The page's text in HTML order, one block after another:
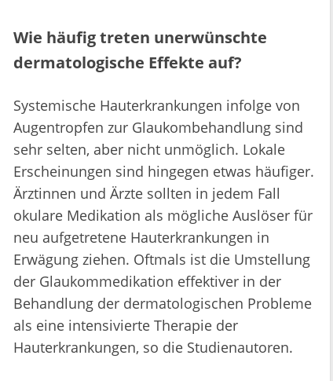
Wie häufig treten unerwünschte
dermatologische Effekte auf?
Systemische Hauterkrankungen infolge von
Augentropfen zur Glaukombehandlung sind
sehr selten, aber nicht unmöglich. Lokale
Erscheinungen sind hingegen etwas häufiger.
Ärztinnen und Ärzte sollten in jedem Fall
okulare Medikation als mögliche Auslöser für
neu aufgetretene Hauterkrankungen in
Erwägung ziehen. Oftmals ist die Umstellung
der Glaukommedikation effektiver in der
Behandlung der dermatologischen Probleme
als eine intensivierte Therapie der
Hauterkrankungen, so die Studienautoren.